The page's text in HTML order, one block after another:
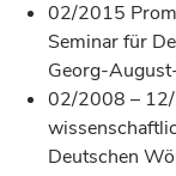
02/2015
Seminar für
Georg-
02/2008 –
Deutschen